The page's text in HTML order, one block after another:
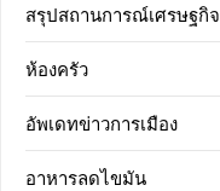
สรุปสถานการณ์เศรษฐกิจ
ห้องครัว
อัพเดทข่าวการเมือง
อาหารลดไขมัน